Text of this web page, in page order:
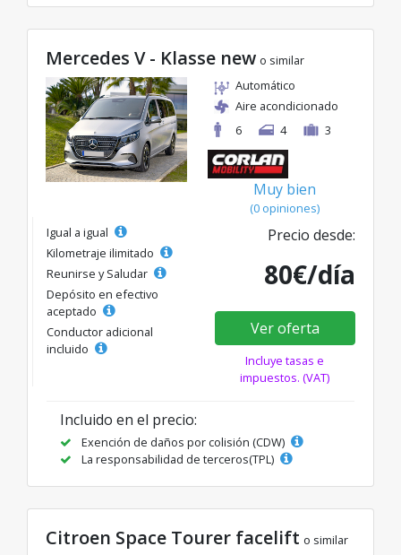
Mercedes V - Klasse new o similar
Automático
Aire acondicionado
6
4 3
Muy bien
(0 opiniones)
Igual a igual
Kilometraje ilimitado
Reunirse y Saludar
Depósito en efectivo
aceptado
Conductor adicional
incluido
Precio desde:
80€/día
Ver oferta
Incluye tasas e
impuestos. (VAT)
Incluido en el precio:
Exención de daños por colisión (CDW)
La responsabilidad de terceros(TPL)
Citroen Space Tourer facelift o similar